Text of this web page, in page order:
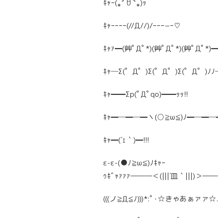
ｷｬｰ(⁎˃ ꇴ ˂⁎)ｯ
ｷｬｰｰｰｰ(//Д//)/ｰｰｰ−ｰ♡
ｷｬｧ━(艸ﾟДﾟ*)(艸ﾟДﾟ*)(艸ﾟДﾟ
ｷｬ─Σ(゜Д゜)Σ(゜Д゜)Σ(゜Д゜)ﾉﾉ
ｷｬ━━Σp(ﾟДﾟqo)━━ｯｯ!!
ｷｬ━─━─━ヽ(○≧ω≦)ﾉ
ｷｬ━(´ｪ｀)━!!!
ε-ε-(●ﾉ≧ω≦)ﾉｷｬｰ
ｩｷﾞｬｧｧｧ―――＜(|||´皿｀|||)＞
(((ノ≧Д≦ﾉ)))*:ﾟ･☆きゃあぁァァ